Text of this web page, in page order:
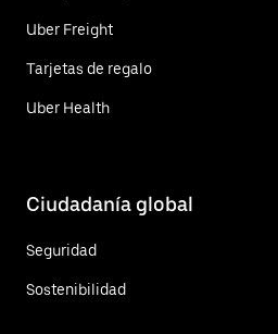
Uber Freight
Tarjetas de regalo
Uber Health
Ciudadanía global
Seguridad
Sostenibilidad